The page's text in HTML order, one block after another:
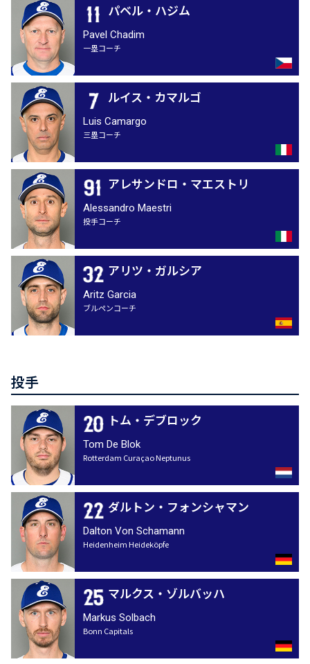
パベル・ハジム
Pavel Chadim
一塁コーチ
ルイス・カマルゴ
Luis Camargo
三塁コーチ
アレサンドロ・マエストリ
Alessandro Maestri
投手コーチ
アリツ・ガルシア
Aritz Garcia
ブルペンコーチ
投手
トム・デブロック
Tom De Blok
Rotterdam Curaçao Neptunus
ダルトン・フォンシャマン
Dalton Von Schamann
Heidenheim Heideköpfe
マルクス・ゾルバッハ
Markus Solbach
Bonn Capitals